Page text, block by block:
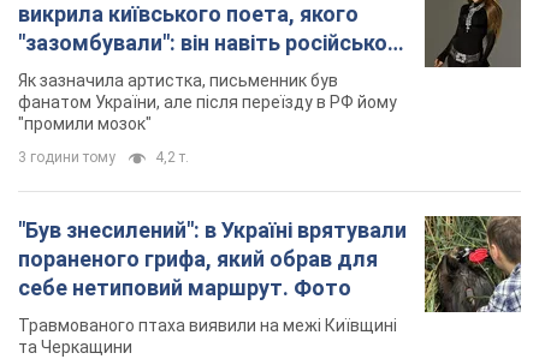
викрила київського поета, якого
"зазомбували": він навіть російської
не знав, а тепер хоче геноциду
українців
Як зазначила артистка, письменник був
фанатом України, але після переїзду в РФ йому
"промили мозок"
3 години тому 4,2 т.
"Був знесилений": в Україні врятували
пораненого грифа, який обрав для
себе нетиповий маршрут. Фото
Травмованого птаха виявили на межі Київщині
та Черкащини